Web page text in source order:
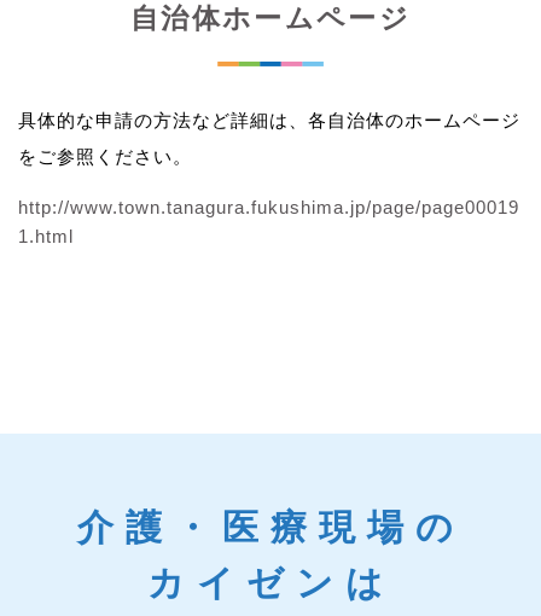
自治体ホームページ
具体的な申請の方法など詳細は、各自治体のホームページ
をご参照ください。
http://www.town.tanagura.fukushima.jp/page/page00019
1.html
介護・医療現場の
カイゼンは